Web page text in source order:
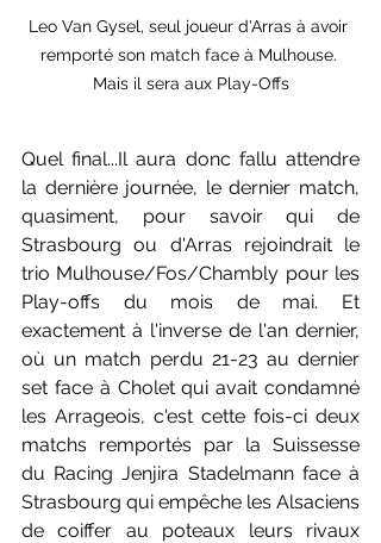
Leo Van Gysel, seul joueur d'Arras à avoir
remporté son match face à Mulhouse.
Mais il sera aux Play-Offs
Quel final...Il aura donc fallu attendre
la dernière journée, le dernier match,
quasiment, pour savoir qui de
Strasbourg ou d'Arras rejoindrait le
trio Mulhouse/Fos/Chambly pour les
Play-offs du mois de mai. Et
exactement à l'inverse de l'an dernier,
où un match perdu 21-23 au dernier
set face à Cholet qui avait condamné
les Arrageois, c'est cette fois-ci deux
matchs remportés par la Suissesse
du Racing Jenjira Stadelmann face à
Strasbourg qui empêche les Alsaciens
de coiffer au poteaux leurs rivaux